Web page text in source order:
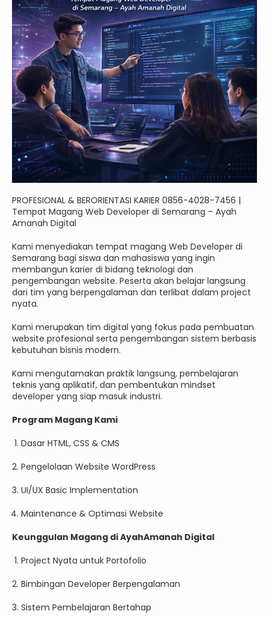
PROFESIONAL & BERORIENTASI KARIER 0856-4028-7456 |
Tempat Magang Web Developer di Semarang – Ayah
Amanah Digital
Kami menyediakan tempat magang Web Developer di
Semarang bagi siswa dan mahasiswa yang ingin
membangun karier di bidang teknologi dan
pengembangan website. Peserta akan belajar langsung
dari tim yang berpengalaman dan terlibat dalam project
nyata.
Kami merupakan tim digital yang fokus pada pembuatan
website profesional serta pengembangan sistem berbasis
kebutuhan bisnis modern.
Kami mengutamakan praktik langsung, pembelajaran
teknis yang aplikatif, dan pembentukan mindset
developer yang siap masuk industri.
Program Magang Kami
Dasar HTML, CSS & CMS
Pengelolaan Website WordPress
UI/UX Basic Implementation
Maintenance & Optimasi Website
Keunggulan Magang di AyahAmanah Digital
Project Nyata untuk Portofolio
Bimbingan Developer Berpengalaman
Sistem Pembelajaran Bertahap